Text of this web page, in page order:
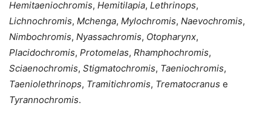
Hemitaeniochromis, Hemitilapia, Lethrinops,
Lichnochromis, Mchenga, Mylochromis, Naevochromis,
Nimbochromis, Nyassachromis, Otopharynx,
Placidochromis, Protomelas, Rhamphochromis,
Sciaenochromis, Stigmatochromis, Taeniochromis,
Taeniolethrinops, Tramitichromis, Trematocranus e
Tyrannochromis.